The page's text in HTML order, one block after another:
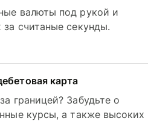
валюты под рукой и
за считаные секунды.
карта
границей? Забудьте о
курсы, а также высоких